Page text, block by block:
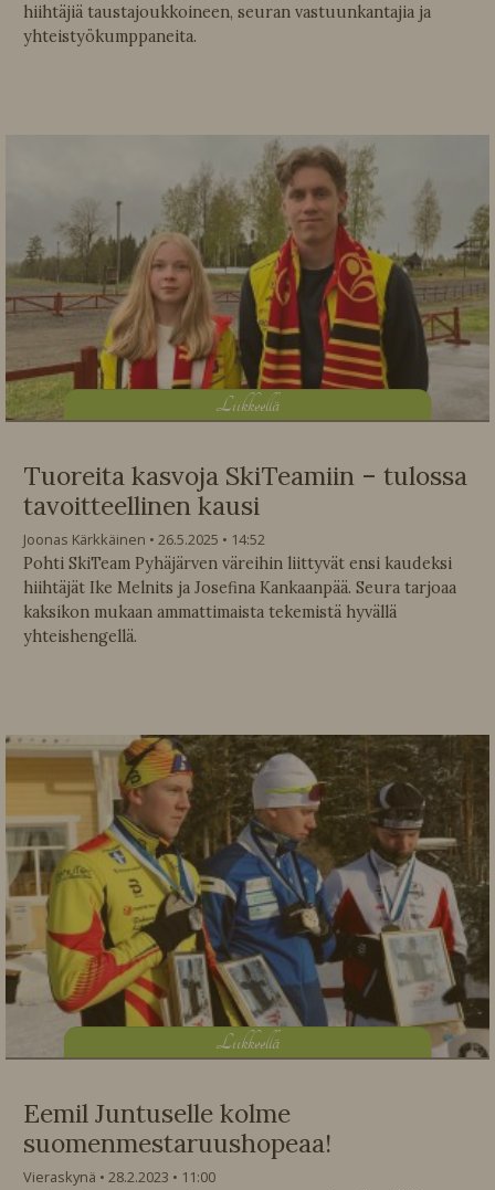
hiihtäjiä taustajoukkoineen, seuran vastuunkantajia ja
yhteistyökumppaneita.
Liikkeellä
Tuoreita kasvoja SkiTeamiin – tulossa
tavoitteellinen kausi
Joonas Kärkkäinen 26.5.2025
14:52
Pohti SkiTeam Pyhäjärven väreihin liittyvät ensi kaudeksi
hiihtäjät Ike Melnits ja Josefina Kankaanpää. Seura tarjoaa
kaksikon mukaan ammattimaista tekemistä hyvällä
yhteishengellä.
Liikkeellä
Eemil Juntuselle kolme
suomenmestaruushopeaa!
Vieraskynä 28.2.2023
11:00